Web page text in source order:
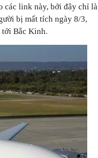
các link này, bởi đây chỉ là
bị mất tích ngày 8/3,
Bắc Kinh.